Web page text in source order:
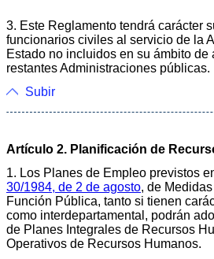
3. Este Reglamento tendrá carácter
funcionarios civiles al servicio de la
Estado no incluidos en su ámbito
restantes Administraciones públicas.
Subir
Artículo 2. Planificación de
1. Los Planes de Empleo previstos
30/1984, de 2 de agosto, de
Función Pública, tanto si tienen
como interdepartamental, podrán
de Planes Integrales de Recursos
Operativos de Recursos Humanos.